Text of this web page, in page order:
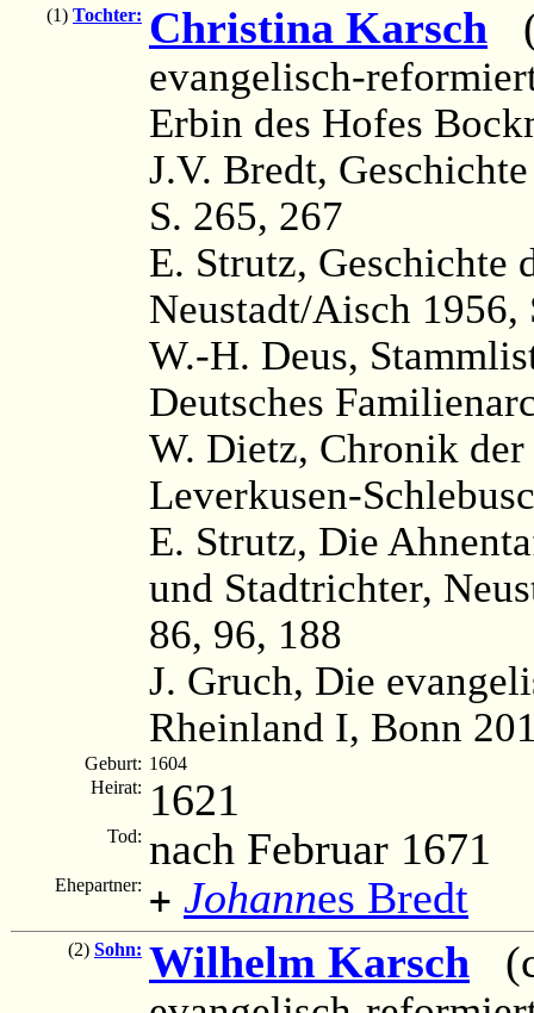
(1) Tochter: Christina Karsch
evangelisch-
Erbin des Hofes
J.V. Bredt,
S. 265, 267
E. Strutz, Geschichte
Neustadt/Aisch 1956,
W.-H. Deus,
Deutsches
W. Dietz, Chronik
Leverkusen-
E. Strutz, Die
und Stadtrichter,
86, 96, 188
J. Gruch, Die
Rheinland I, Bonn
Geburt: 1604
Heirat: 1621
Tod: nach Februar 1671
Ehepartner: + Johannes Bredt
(2) Sohn: Wilhelm Karsch